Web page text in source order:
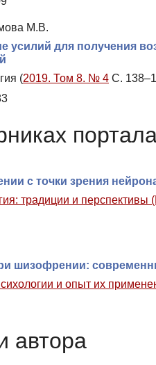
М.В.
для получения
(2019. Том 8. № 4 С.
с точки зрения
традиции и
шизофрении:
и опыт их
автора